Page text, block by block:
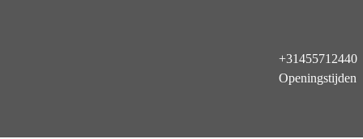
+31455712440
Openingstijden